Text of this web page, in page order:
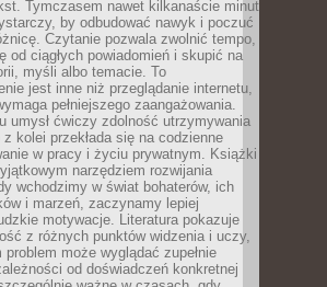
Tymczasem nawet kilkanaście minut
by odbudować nawyk i poczuć
Czytanie pozwala zwolnić tempo,
od ciągłych powiadomień i skupić na
myśli albo temacie. To
jest inne niż przeglądanie internetu,
pełniejszego zaangażowania.
umysł ćwiczy zdolność utrzymywania
z kolei przekłada się na codzienne
w pracy i życiu prywatnym. Książki
narzędziem rozwijania
wchodzimy w świat bohaterów, ich
i marzeń, zaczynamy lepiej
motywacje. Literatura pokazuje
z różnych punktów widzenia i uczy,
może wyglądać zupełnie
od doświadczeń konkretnej